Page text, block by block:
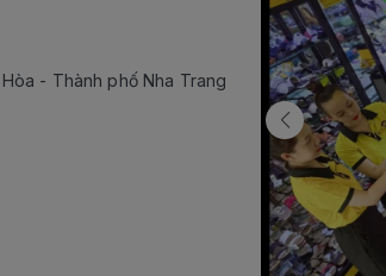
- Thành phố Nha Trang